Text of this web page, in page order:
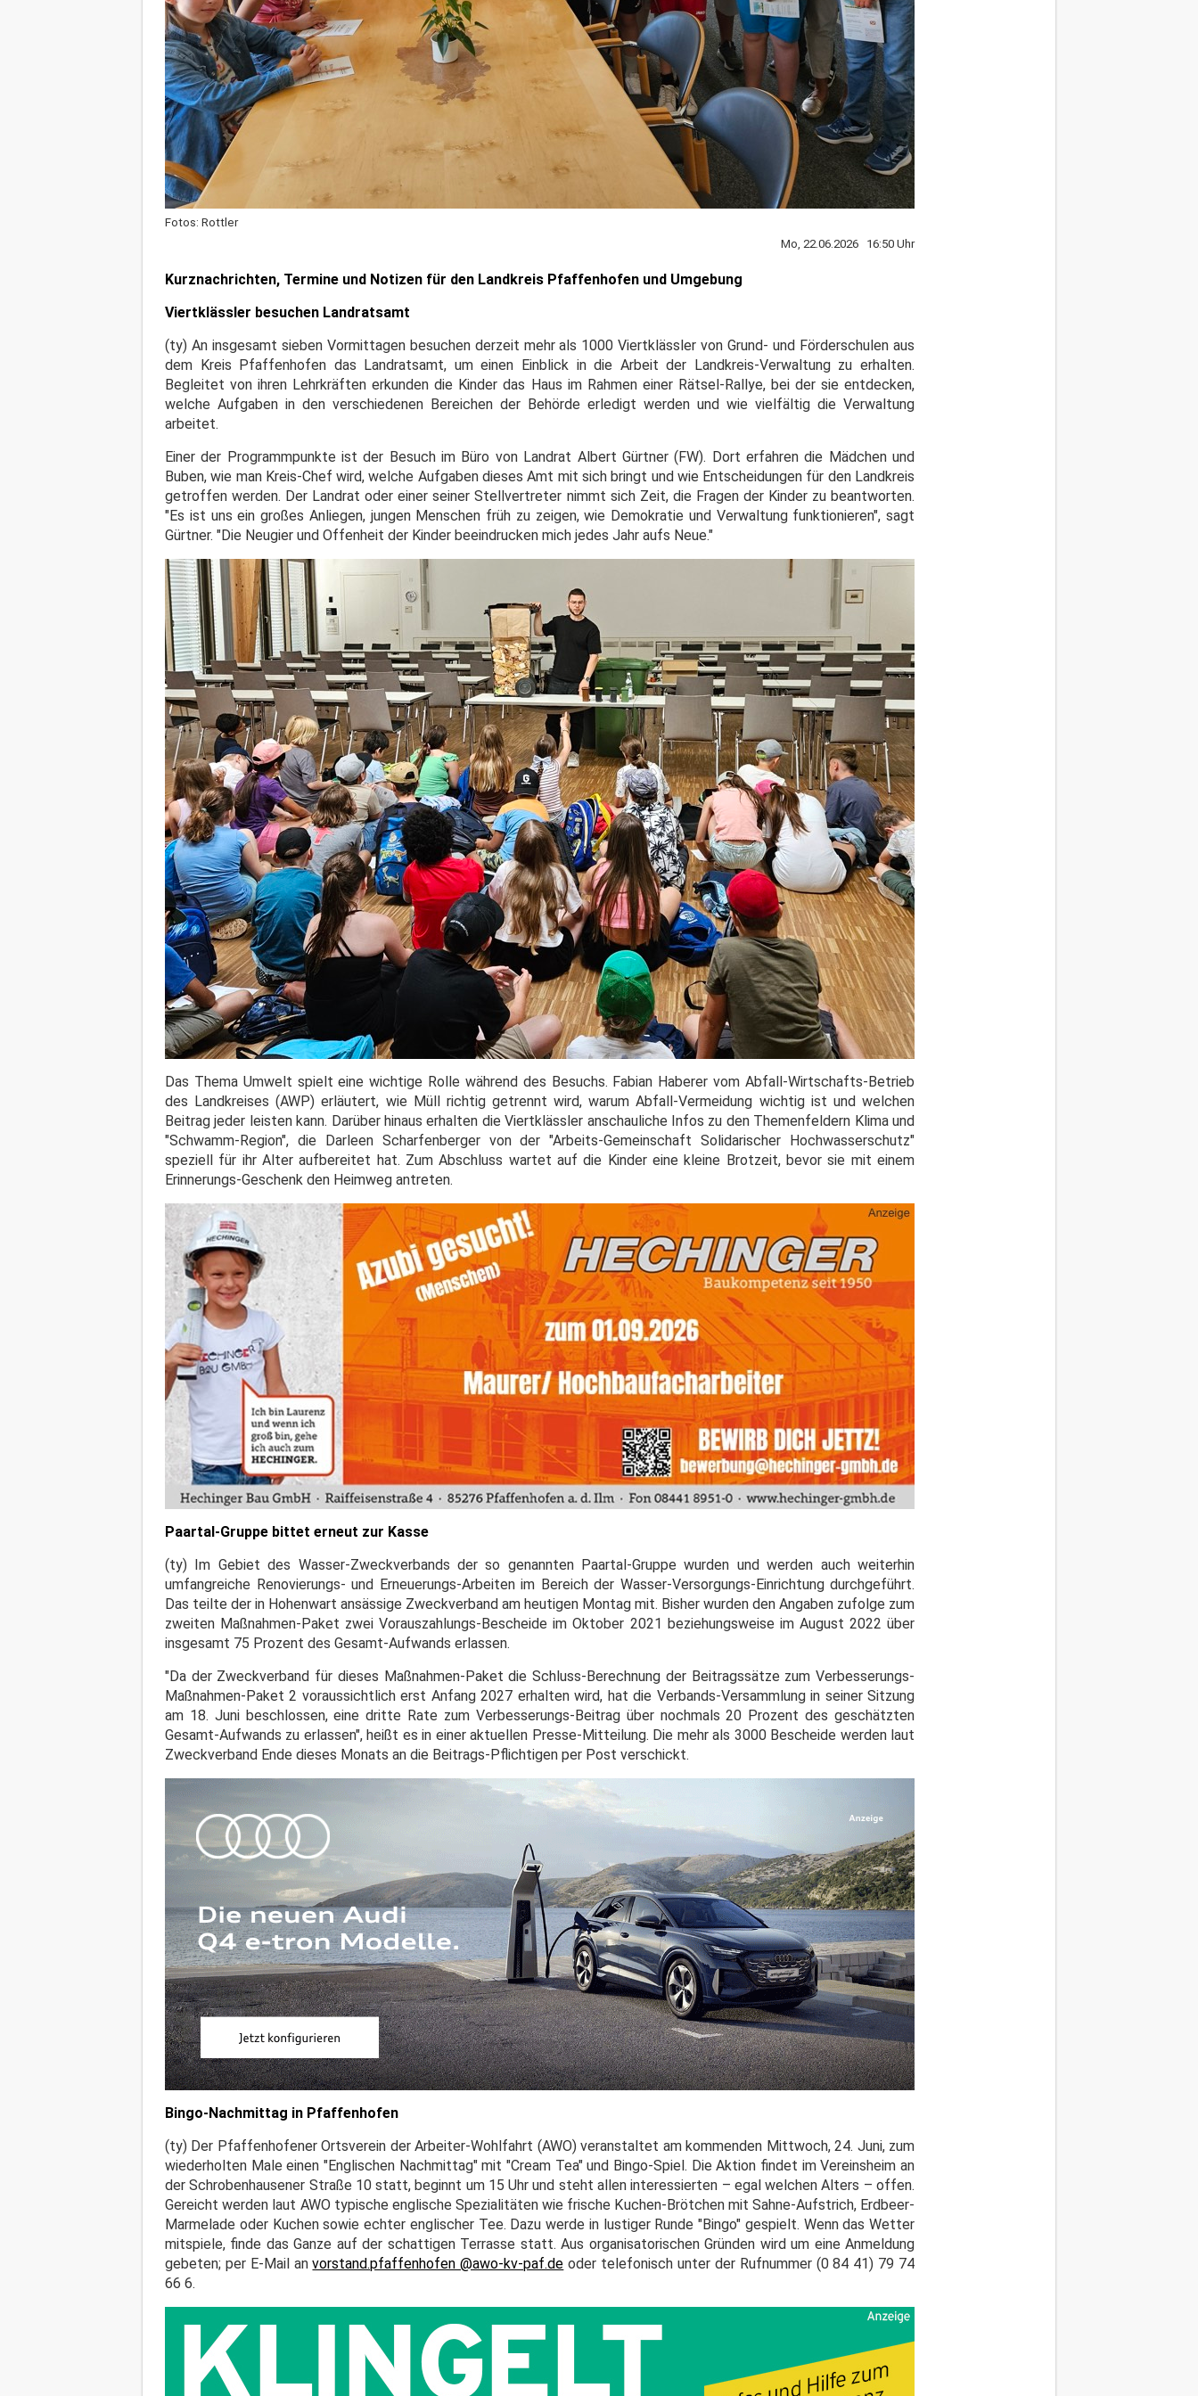
Fotos: Rottler
Mo, 22.06.2026 16:50 Uhr
Kurznachrichten, Termine und Notizen für den Landkreis Pfaffenhofen und Umgebung
Viertklässler besuchen Landratsamt
(ty) An insgesamt sieben Vormittagen besuchen derzeit mehr als 1000 Viertklässler von Grund- und Förderschulen aus
dem Kreis Pfaffenhofen das Landratsamt, um einen Einblick in die Arbeit der Landkreis-Verwaltung zu erhalten.
Begleitet von ihren Lehrkräften erkunden die Kinder das Haus im Rahmen einer Rätsel-Rallye, bei der sie entdecken,
welche Aufgaben in den verschiedenen Bereichen der Behörde erledigt werden und wie vielfältig die Verwaltung
arbeitet.
Einer der Programmpunkte ist der Besuch im Büro von Landrat Albert Gürtner (FW). Dort erfahren die Mädchen und
Buben, wie man Kreis-Chef wird, welche Aufgaben dieses Amt mit sich bringt und wie Entscheidungen für den Landkreis
getroffen werden. Der Landrat oder einer seiner Stellvertreter nimmt sich Zeit, die Fragen der Kinder zu beantworten.
"Es ist uns ein großes Anliegen, jungen Menschen früh zu zeigen, wie Demokratie und Verwaltung funktionieren", sagt
Gürtner. "Die Neugier und Offenheit der Kinder beeindrucken mich jedes Jahr aufs Neue."
Das Thema Umwelt spielt eine wichtige Rolle während des Besuchs. Fabian Haberer vom Abfall-Wirtschafts-Betrieb
des Landkreises (AWP) erläutert, wie Müll richtig getrennt wird, warum Abfall-Vermeidung wichtig ist und welchen
Beitrag jeder leisten kann. Darüber hinaus erhalten die Viertklässler anschauliche Infos zu den Themenfeldern Klima und
"Schwamm-Region", die Darleen Scharfenberger von der "Arbeits-Gemeinschaft Solidarischer Hochwasserschutz"
speziell für ihr Alter aufbereitet hat. Zum Abschluss wartet auf die Kinder eine kleine Brotzeit, bevor sie mit einem
Erinnerungs-Geschenk den Heimweg antreten.
Paartal-Gruppe bittet erneut zur Kasse
(ty) Im Gebiet des Wasser-Zweckverbands der so genannten Paartal-Gruppe wurden und werden auch weiterhin
umfangreiche Renovierungs- und Erneuerungs-Arbeiten im Bereich der Wasser-Versorgungs-Einrichtung durchgeführt.
Das teilte der in Hohenwart ansässige Zweckverband am heutigen Montag mit. Bisher wurden den Angaben zufolge zum
zweiten Maßnahmen-Paket zwei Vorauszahlungs-Bescheide im Oktober 2021 beziehungsweise im August 2022 über
insgesamt 75 Prozent des Gesamt-Aufwands erlassen.
"Da der Zweckverband für dieses Maßnahmen-Paket die Schluss-Berechnung der Beitragssätze zum Verbesserungs-
Maßnahmen-Paket 2 voraussichtlich erst Anfang 2027 erhalten wird, hat die Verbands-Versammlung in seiner Sitzung
am 18. Juni beschlossen, eine dritte Rate zum Verbesserungs-Beitrag über nochmals 20 Prozent des geschätzten
Gesamt-Aufwands zu erlassen", heißt es in einer aktuellen Presse-Mitteilung. Die mehr als 3000 Bescheide werden laut
Zweckverband Ende dieses Monats an die Beitrags-Pflichtigen per Post verschickt.
Bingo-Nachmittag in Pfaffenhofen
(ty) Der Pfaffenhofener Ortsverein der Arbeiter-Wohlfahrt (AWO) veranstaltet am kommenden Mittwoch, 24. Juni, zum
wiederholten Male einen "Englischen Nachmittag" mit "Cream Tea" und Bingo-Spiel. Die Aktion findet im Vereinsheim an
der Schrobenhausener Straße 10 statt, beginnt um 15 Uhr und steht allen interessierten – egal welchen Alters – offen.
Gereicht werden laut AWO typische englische Spezialitäten wie frische Kuchen-Brötchen mit Sahne-Aufstrich, Erdbeer-
Marmelade oder Kuchen sowie echter englischer Tee. Dazu werde in lustiger Runde "Bingo" gespielt. Wenn das Wetter
mitspiele, finde das Ganze auf der schattigen Terrasse statt. Aus organisatorischen Gründen wird um eine Anmeldung
gebeten; per E-Mail anvorstand.pfaffenhofen @awo-kv-paf.de oder telefonisch unter der Rufnummer (0 84 41) 79 74
66 6.